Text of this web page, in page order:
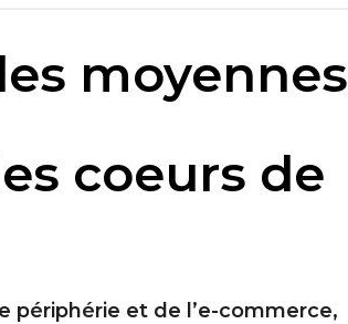
moyennes
coeurs de
périphérie et de l’e-commerce,